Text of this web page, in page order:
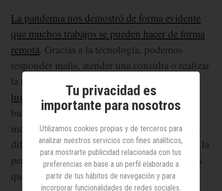
La pandemia nos demostró de forma evidente
que muchos trabajos se pueden hacer de forma
remota. Gracias a la tecnología, podemos
responder mails, atender una consulta o realizar
la mayoría de nuestras tareas
lugar del mundo . Esto tiene muchas cosas
buenas, pero también importantes
inconvenientes. La conectividad constante ha
difuminado los límites entre la vida laboral y la
personal, haciendo que sintamos que tenemos
que estar siempre disponibles. Y no es así.
Tu privacidad es
importante para nosotros
Utilizamos cookies propias y de terceros para
analizar nuestros servicios con fines analíticos,
para mostrarte publicidad relacionada con tus
preferencias en base a un perfil elaborado a
partir de tus hábitos de navegación y para
incorporar funcionalidades de redes sociales.